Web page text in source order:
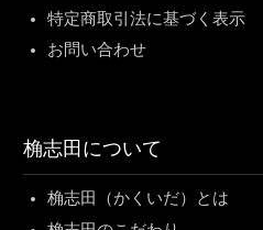
特定商取引法に基づく表示
お問い合わせ
桷志田について
桷志田（かくいだ）とは